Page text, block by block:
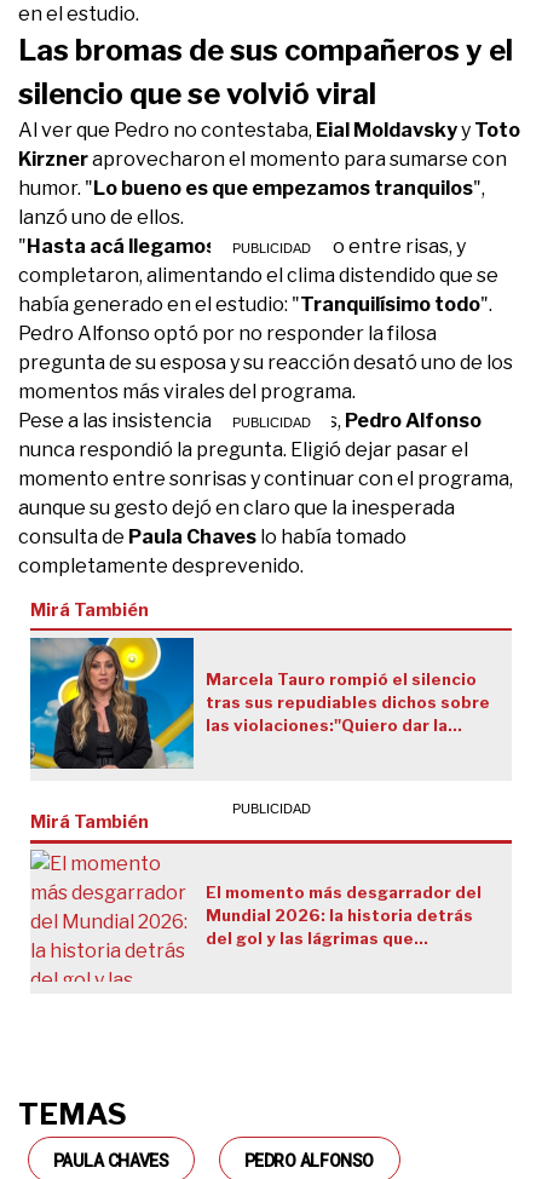
en el estudio.
Las bromas de sus compañeros y el
silencio que se volvió viral
Al ver que Pedro no contestaba, Eial Moldavskyy Toto
Kirzneraprovecharon el momento para sumarse con
humor. "Lo bueno es que empezamos tranquilos",
lanzó uno de ellos.
"Hasta acá llegamos
", agregó otro entre risas, y
completaron, alimentando el clima distendido que se
había generado en el estudio: "Tranquilísimo todo".
Pedro Alfonso optó por no responder la filosa
pregunta de su esposa y su reacción desató uno de los
momentos más virales del programa.
Pese a las insistencias y las bromas, Pedro Alfonso
nunca respondió la pregunta. Eligió dejar pasar el
momento entre sonrisas y continuar con el programa,
aunque su gesto dejó en claro que la inesperada
consulta de Paula Chaves lo había tomado
completamente desprevenido.
Mirá También
Marcela Tauro rompió el silencio
tras sus repudiables dichos sobre
las violaciones:"Quiero dar la
Mirá También
El momento más desgarrador del
Mundial 2026: la historia detrás
del gol y las lágrimas que
TEMAS
PAULA CHAVES PEDRO ALFONSO